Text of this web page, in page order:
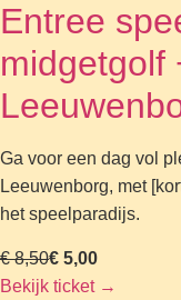
Entree
midgetgolf
Ga voor een dag vol
Leeuwenborg, met
het speelparadijs.
€ 8,50€ 5,00
Bekijk ticket →